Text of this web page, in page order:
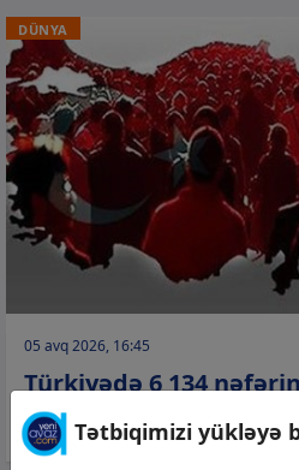
DÜNYA
05 avq 2026, 16:45
Türkiyədə 6 134
edilibTətbiqimizi yükləyə